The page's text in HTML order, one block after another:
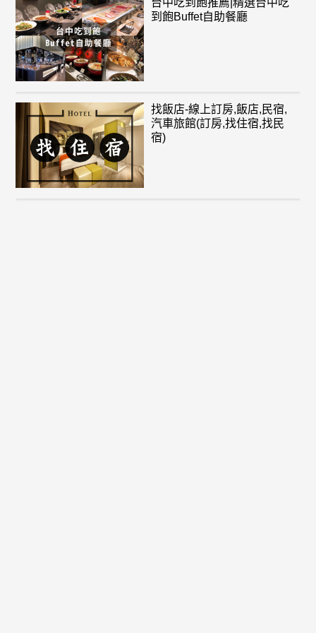
台中吃到飽推薦|精選台中吃
到飽Buffet自助餐廳
找飯店-線上訂房,飯店,民宿,
汽車旅館(訂房,找住宿,找民
宿)